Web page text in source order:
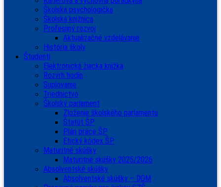
Školská psychologička
Školská knižnica
Profesijný rozvoj
Aktualizačné vzdelávanie
História školy
Študenti
Elektronická žiacka knižka
Rozvrh hodín
Suplovanie
Triednictvo
Školský parlament
Zloženie školského parlamentu
Štatút ŠP
Plán práce ŠP
Etický kódex ŠP
Maturitné skúšky
Maturitné skúšky 2025/2026
Absolventské skúšky
Absolventské skúšky – DOM